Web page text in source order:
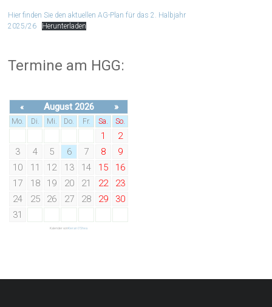
Hier finden Sie den aktuellen AG-Plan für das 2. Halbjahr
2025/26
Herunterladen
Termine am HGG:
« August 2026 »
Mo. Di. Mi. Do. Fr. Sa. So.
1
2
3
4 5 6 7 8
9
10
11 12 13 14 15
16
17
18 19 20 21 22
23
24
25 26 27 28 29
30
31
Kalender vonKieran O'Shea